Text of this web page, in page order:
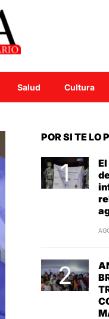
Salud Cultura
POR SI TE LO